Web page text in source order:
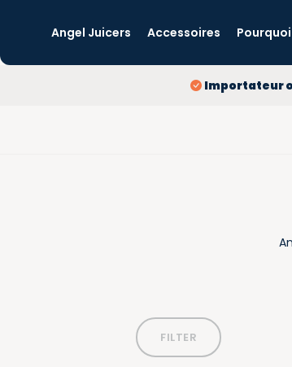
Angel Juicers Accessoires
Importateur
FILTER